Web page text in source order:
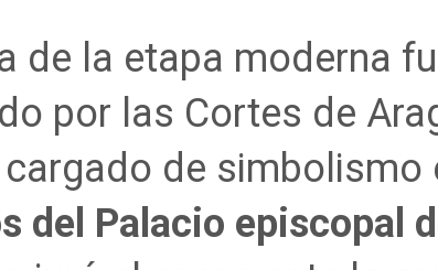
de la etapa moderna
por las Cortes de
de simbolismo
del Palacio episcopal